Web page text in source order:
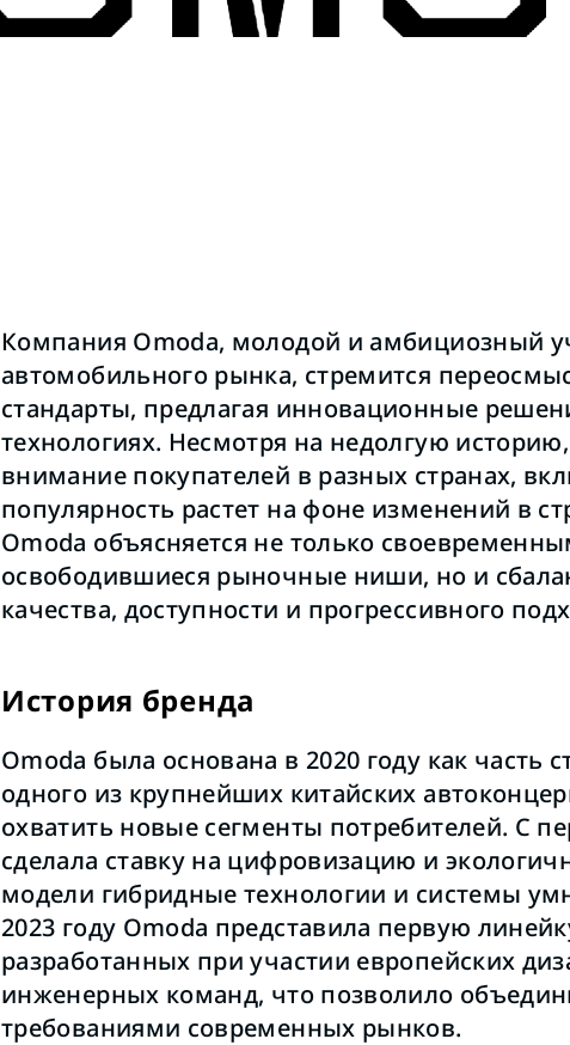
Компания Omoda, молодой и амбициозный
автомобильного рынка, стремится
стандарты, предлагая инновационные
технологиях. Несмотря на недолгую
внимание покупателей в разных странах,
популярность растет на фоне изменений в
Omoda объясняется не только
освободившиеся рыночные ниши, но и
качества, доступности и прогрессивного
История бренда
Omoda была основана в 2020 году как часть
одного из крупнейших китайских
охватить новые сегменты потребителей. С
сделала ставку на цифровизацию и
модели гибридные технологии и системы
2023 году Omoda представила первую
разработанных при участии европейских
инженерных команд, что позволило
требованиями современных рынков.